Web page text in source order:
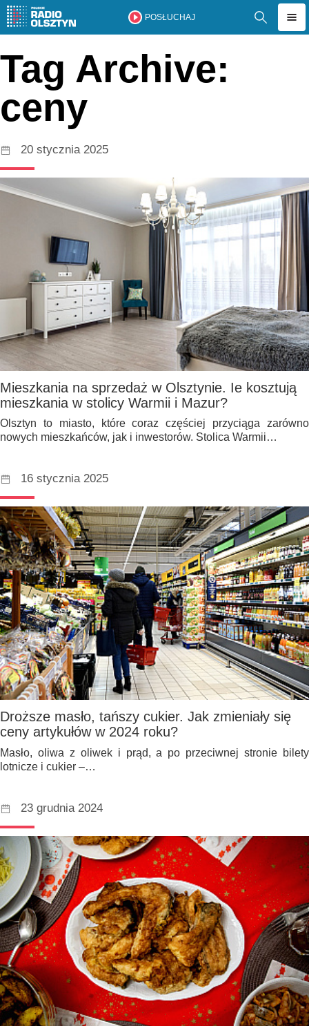
POSŁUCHAJ
Tag Archive:
ceny
20 stycznia 2025
Mieszkania na sprzedaż w Olsztynie. Ie kosztują
mieszkania w stolicy Warmii i Mazur?
Olsztyn to miasto, które coraz częściej przyciąga zarówno
nowych mieszkańców, jak i inwestorów. Stolica Warmii…
16 stycznia 2025
Droższe masło, tańszy cukier. Jak zmieniały się
ceny artykułów w 2024 roku?
Masło, oliwa z oliwek i prąd, a po przeciwnej stronie bilety
lotnicze i cukier –…
23 grudnia 2024